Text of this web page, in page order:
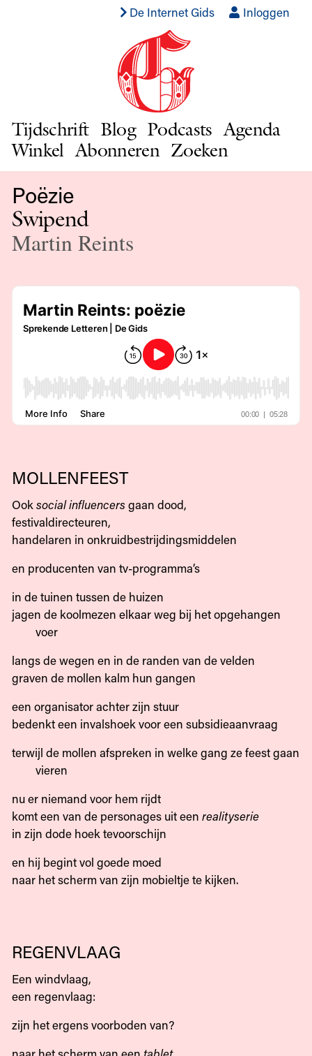
De Internet Gids Inloggen
Tijdschrift Blog Podcasts Agenda
Winkel Abonneren Zoeken
Poëzie
Swipend
Martin Reints
MOLLENFEEST
Ook social influencers gaan dood,
festivaldirecteuren,
handelaren in onkruidbestrijdingsmiddelen
en producenten van tv-programma’s
in de tuinen tussen de huizen
jagen de koolmezen elkaar weg bij het opgehangen
voer
langs de wegen en in de randen van de velden
graven de mollen kalm hun gangen
een organisator achter zijn stuur
bedenkt een invalshoek voor een subsidieaanvraag
terwijl de mollen afspreken in welke gang ze feest gaan
vieren
nu er niemand voor hem rijdt
komt een van de personages uit een realityserie
in zijn dode hoek tevoorschijn
en hij begint vol goede moed
naar het scherm van zijn mobieltje te kijken.
REGENVLAAG
Een windvlaag,
een regenvlaag:
zijn het ergens voorboden van?